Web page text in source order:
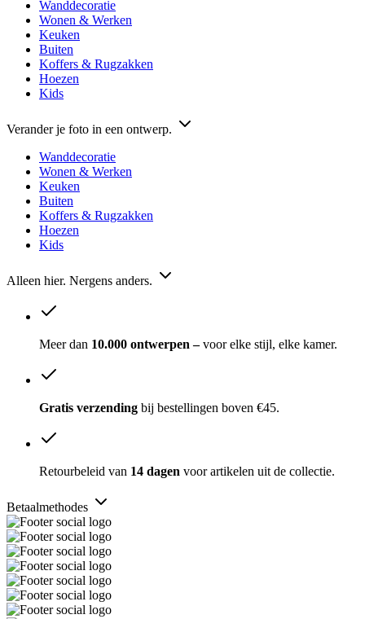
Wanddecoratie
Wonen & Werken
Keuken
Buiten
Koffers & Rugzakken
Hoezen
Kids
Verander je foto in een ontwerp.
Wanddecoratie
Wonen & Werken
Keuken
Buiten
Koffers & Rugzakken
Hoezen
Kids
Alleen hier. Nergens anders.
Meer dan 10.000 ontwerpen –voor elke stijl, elke kamer.
Gratis verzending bij bestellingen boven €45.
Retourbeleid van 14 dagen voor artikelen uit de collectie.
Betaalmethodes